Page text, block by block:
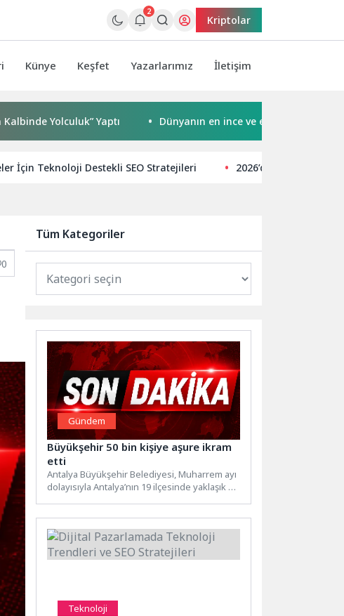
2
Kriptolar
Künye Keşfet Yazarlarımız İletişim
Yaptı Dünyanın en ince ve en güçlü katlanabilir
İçin Teknoloji Destekli SEO Stratejileri 2026’da SEO
0
Tüm Kategoriler
Gündem
Büyükşehir 50 bin kişiye aşure ikram
etti
Antalya Büyükşehir Belediyesi, Muharrem ayı
dolayısıyla Antalya’nın 19 ilçesinde yaklaşık 50
Teknoloji